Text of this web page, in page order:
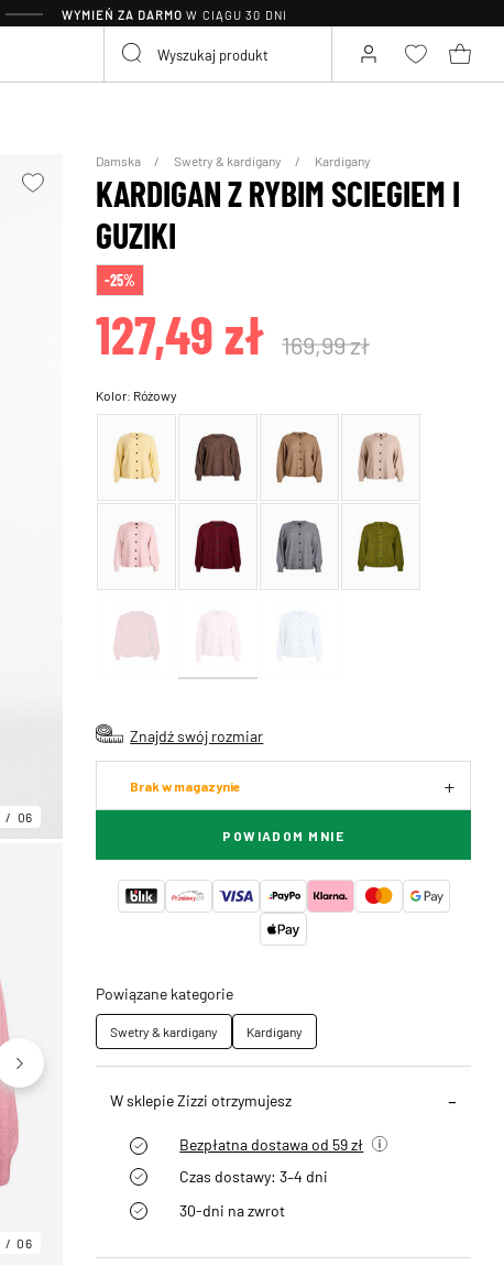
WYMIEŃ ZA DARMO W CIĄGU 30 DNI
06
06
Damska Swetry & kardigany Kardigany
KARDIGAN Z RYBIM SCIEGIEM I
GUZIKI
-25%
127,49 zł 169,99 zł
Kolor: Różowy
Znajdź swój rozmiar
Brak w magazynie
POWIADOM MNIE
Powiązane kategorie
Swetry & kardigany Kardigany
W sklepie Zizzi otrzymujesz
Bezpłatna dostawa od 59 zł
Czas dostawy: 3–4 dni
30-dni na zwrot